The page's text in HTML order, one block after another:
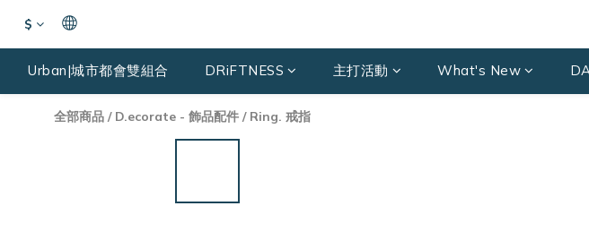
$
Urban|城市都會雙組合 DRiFTNESS 主打活動 What's New
全部商品 / D.ecorate - 飾品配件 / Ring. 戒指